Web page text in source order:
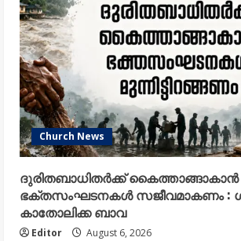
Church News
ദുരിതബാധിതർക്ക് കൈത്താങ്ങാകാൻ
ഭക്തസംഘടനകൾ സജീവമാകണം :
കാതോലിക്ക ബാവ
Editor August 6, 2026